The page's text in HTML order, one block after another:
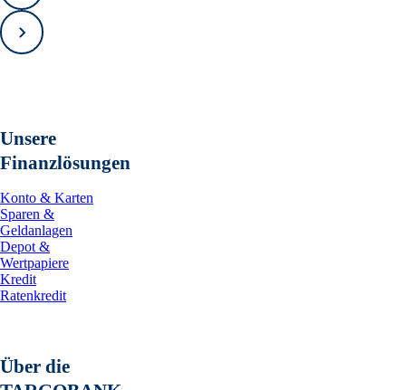
Zurück
Vorwärts
Unsere
Finanzlösungen
Konto & Karten
Sparen &
Geldanlagen
Depot &
Wertpapiere
Kredit
Ratenkredit
Über die